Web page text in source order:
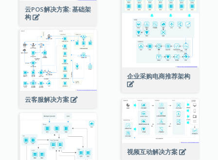
企业采购电商推荐架构
云POS解决方案: 基础架
构
云客服解决方案
视频互动解决方案